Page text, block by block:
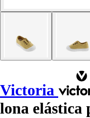
Victoria
lona elástica